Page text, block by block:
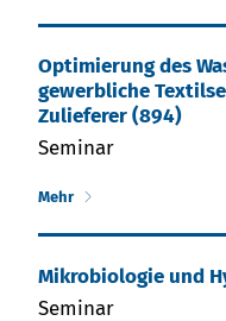
Optimierung des
gewerbliche
Zulieferer (894)
Seminar
Mehr
Mikro­biologie und
Seminar